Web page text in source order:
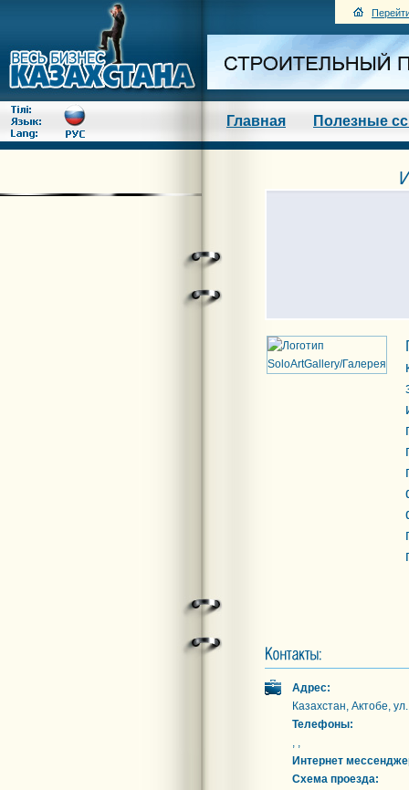
Главная Полезные
Адрес:
Казахстан, Актобе,
Телефоны:
, ,
Интернет
Схема проезда: